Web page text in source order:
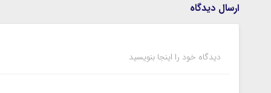
ارسال دیدگاه
دیدگاه خود را اینجا بنویسید